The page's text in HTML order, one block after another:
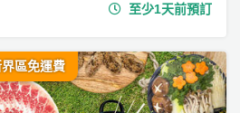
至少1天前預訂
區免運費